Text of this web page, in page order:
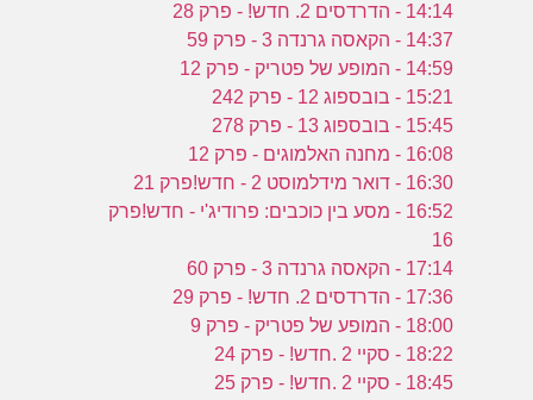
14:14 - הדרדסים 2. חדש! - פרק 28
14:37 - הקאסה גרנדה 3 - פרק 59
14:59 - המופע של פטריק - פרק 12
15:21 - בובספוג 12 - פרק 242
15:45 - בובספוג 13 - פרק 278
16:08 - מחנה האלמוגים - פרק 12
16:30 - דואר מידלמוסט 2 - חדש!פרק 21
16:52 - מסע בין כוכבים: פרודיג'י - חדש!פרק
16
17:14 - הקאסה גרנדה 3 - פרק 60
17:36 - הדרדסים 2. חדש! - פרק 29
18:00 - המופע של פטריק - פרק 9
18:22 - סקיי 2 .חדש! - פרק 24
18:45 - סקיי 2 .חדש! - פרק 25